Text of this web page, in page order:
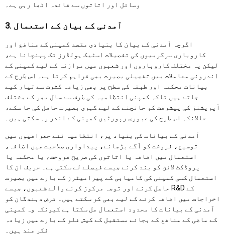
وسائل اور اثاثوں سے فائدہ اٹھا رہی ہے۔
3. آمدنی کے بیان کے استعمال
اگرچہ آمدنی کے بیان کا بنیادی مقصد کمپنی کے منافع اور
کاروباری سرگرمیوں کی تفصیلات اسٹیک ہولڈرز تک پہنچانا ہے،
لیکن یہ مختلف کاروباروں اور شعبوں میں موازنہ کے لیے کمپنی کے
اندرونی معاملات میں تفصیلی بصیرت بھی فراہم کرتا ہے۔ اس طرح کے
بیانات محکمہ اور طبقہ کی سطح پر بھی زیادہ کثرت سے تیار کیے
جاتے ہیں تاکہ کمپنی انتظامیہ کی طرف سے سال بھر کے مختلف
آپریشنز کی پیشرفت کو جانچنے کے لیے گہری بصیرت حاصل کی جا سکے،
حالانکہ اس طرح کی عبوری رپورٹیں کمپنی کے اندر رہ سکتی ہیں۔
آمدنی کے بیانات کی بنیاد پر، انتظامیہ نئے جغرافیوں میں
توسیع، فروخت کو آگے بڑھانے، پیداواری صلاحیت میں اضافہ،
استعمال میں اضافہ یا اثاثوں کی صریح فروخت، یا محکمہ یا
پروڈکٹ لائن کو بند کرنے جیسے فیصلے لے سکتی ہے۔ حریف ان کا
استعمال کسی کمپنی کی کامیابی کے پیرامیٹرز کے بارے میں بصیرت
حاصل کرنے اور توجہ مرکوز کرنے والے شعبوں، جیسے R&D کے
اخراجات میں اضافہ کرنے کے لیے بھی کر سکتے ہیں۔ قرض دہندگان کو
آمدنی کے بیانات کا محدود استعمال مل سکتا ہے کیونکہ وہ کمپنی
کے ماضی کے منافع کے بجائے مستقبل کے کیش فلو کے بارے میں زیادہ
فکر مند ہیں۔